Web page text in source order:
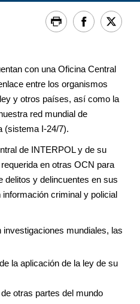
con una Oficina Central
entre los organismos
y otros países, así como la
red mundial de
(sistema I-24/7).
de INTERPOL y de su
en otras OCN para
delitos y delincuentes en sus
criminal y policial
mundiales, las
la aplicación de la ley de su
otras partes del mundo